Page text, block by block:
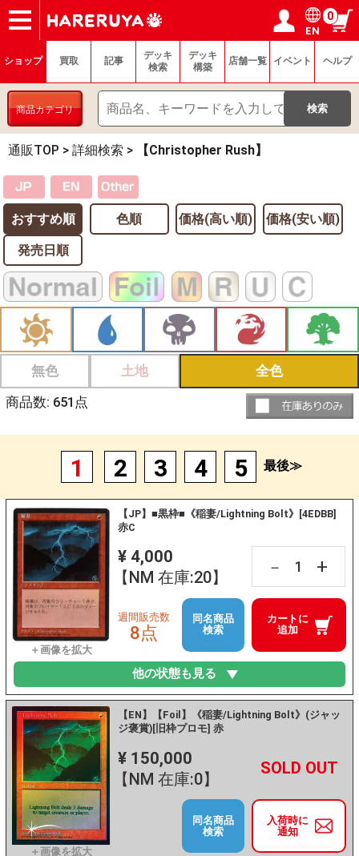
ショップ
買取
記事
デッキ検索
デッキ構築
選手一覧
店舗一覧
イベント
ヘルプ
お問い合わせ ログイン／会員登録
マイページ
EN
0
ショップ 買取 記事
デッキ
検索
デッキ
構築
店舗一覧 イベント ヘルプ
商品カテゴリ
通販TOP > 詳細検索 > 【Christopher Rush】
おすすめ順 色順 価格(高い順) 価格(安い順)
発売日順
無色 土地 全色
商品数: 651 点
1 2 3 4 5 最後≫
【JP】■黒枠■《稲妻/Lightning Bolt》[4EDBB]
赤C
¥ 4,000
【NM 在庫:20】
－ +
カートに
追加
週間販売数
8点
同名商品
検索
他の状態も見る
【EN】【Foil】《稲妻/Lightning Bolt》(ジャッ
ジ褒賞)[旧枠プロモ] 赤
¥ 150,000
【NM 在庫:0】
－ +
入荷時に
通知
同名商品
検索